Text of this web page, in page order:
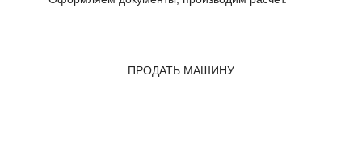
ПРОДАТЬ МАШИНУ